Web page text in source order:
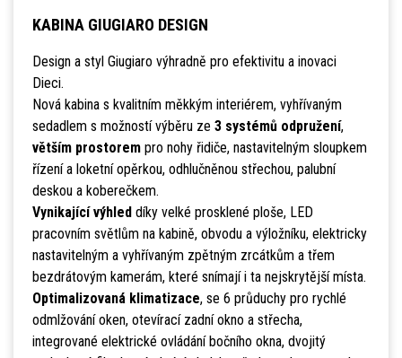
KABINA GIUGIARO DESIGN
Design a styl Giugiaro výhradně pro efektivitu a inovaci
Dieci.
Nová kabina s kvalitním měkkým interiérem, vyhřívaným
sedadlem s možností výběru ze 3 systémů odpružení,
větším prostorempro nohy řidiče, nastavitelným sloupkem
řízení a loketní opěrkou, odhlučněnou střechou, palubní
deskou a koberečkem.
Vynikající výhled díky velké prosklené ploše, LED
pracovním světlům na kabině, obvodu a výložníku, elektricky
nastavitelným a vyhřívaným zpětným zrcátkům a třem
bezdrátovým kamerám, které snímají i ta nejskrytější místa.
Optimalizovaná klimatizace, se 6 průduchy pro rychlé
odmlžování oken, otevírací zadní okno a střecha,
integrované elektrické ovládání bočního okna, dvojitý